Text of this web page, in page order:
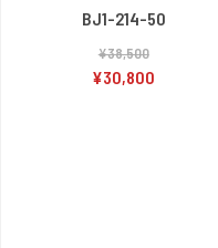
BJ1-214-50
¥38,500
¥30,800